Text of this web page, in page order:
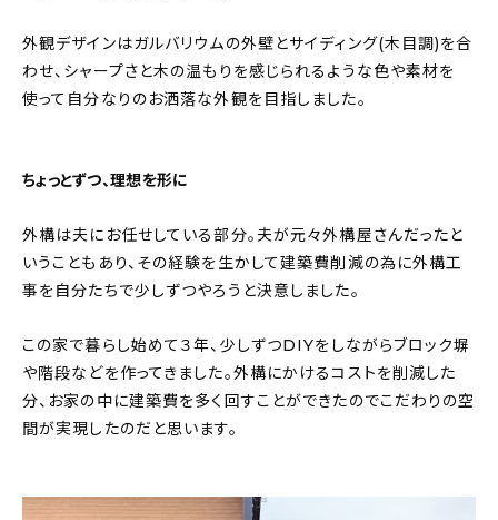
外観デザインはガルバリウムの外壁とサイディング(木目調)を合
わせ、シャープさと木の温もりを感じられるような色や素材を
使って自分なりのお洒落な外観を目指しました。
ちょっとずつ、理想を形に
外構は夫にお任せしている部分。夫が元々外構屋さんだったと
いうこともあり、その経験を生かして建築費削減の為に外構工
事を自分たちで少しずつやろうと決意しました。
この家で暮らし始めて３年、少しずつDIYをしながらブロック塀
や階段などを作ってきました。外構にかけるコストを削減した
分、お家の中に建築費を多く回すことができたのでこだわりの空
間が実現したのだと思います。